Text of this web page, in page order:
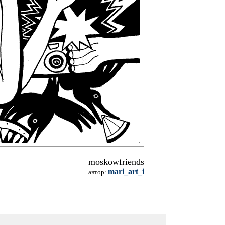
moskowfriends
автор: mari_art_i